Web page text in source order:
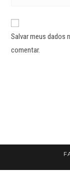
Salvar meus dados
comentar.